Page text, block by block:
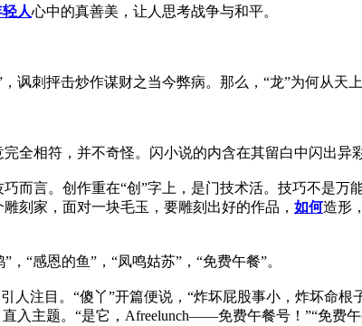
人心中的真善美，让人思考战争与和平。
刺抨击炒作谋财之当今弊病。那么，“龙”为何从天
相符，并不奇怪。闪小说的内含在其留白中闪出异彩
言。创作重在“创”字上，是门技术活。技巧不是万
刻家，面对一块毛玉，要雕刻出好的作品， 如何造形
“感恩的鱼”，“凤鸣姑苏”，“免费午餐”。
注目。“傻丫”开篇便说，“炸坏屁股事小，炸坏命
入主题。“是它，Afreelunch——免费午餐号！”“免费